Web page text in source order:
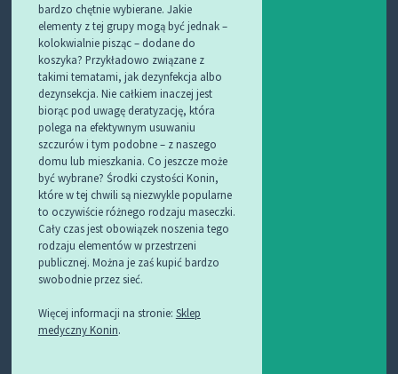
bardzo chętnie wybierane. Jakie
elementy z tej grupy mogą być jednak –
kolokwialnie pisząc – dodane do
koszyka? Przykładowo związane z
takimi tematami, jak dezynfekcja albo
dezynsekcja. Nie całkiem inaczej jest
biorąc pod uwagę deratyzację, która
polega na efektywnym usuwaniu
szczurów i tym podobne – z naszego
domu lub mieszkania. Co jeszcze może
być wybrane? Środki czystości Konin,
które w tej chwili są niezwykle popularne
to oczywiście różnego rodzaju maseczki.
Cały czas jest obowiązek noszenia tego
rodzaju elementów w przestrzeni
publicznej. Można je zaś kupić bardzo
swobodnie przez sieć.
Więcej informacji na stronie: Sklep
medyczny Konin.